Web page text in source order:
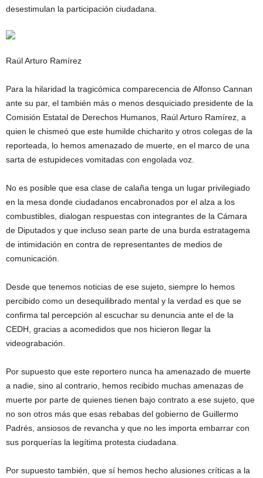
desestimulan la participación ciudadana.
Raúl Arturo Ramírez
Para la hilaridad la tragicómica comparecencia de Alfonso Cannan
ante su par, el también más o menos desquiciado presidente de la
Comisión Estatal de Derechos Humanos, Raúl Arturo Ramírez, a
quien le chismeó que este humilde chicharito y otros colegas de la
reporteada, lo hemos amenazado de muerte, en el marco de una
sarta de estupideces vomitadas con engolada voz.
No es posible que esa clase de calaña tenga un lugar privilegiado
en la mesa donde ciudadanos encabronados por el alza a los
combustibles, dialogan respuestas con integrantes de la Cámara
de Diputados y que incluso sean parte de una burda estratagema
de intimidación en contra de representantes de medios de
comunicación.
Desde que tenemos noticias de ese sujeto, siempre lo hemos
percibido como un desequilibrado mental y la verdad es que se
confirma tal percepción al escuchar su denuncia ante el de la
CEDH, gracias a acomedidos que nos hicieron llegar la
videograbación.
Por supuesto que este reportero nunca ha amenazado de muerte
a nadie, sino al contrario, hemos recibido muchas amenazas de
muerte por parte de quienes tienen bajo contrato a ese sujeto, que
no son otros más que esas rebabas del gobierno de Guillermo
Padrés, ansiosos de revancha y que no les importa embarrar con
sus porquerías la legítima protesta ciudadana.
Por supuesto también, que sí hemos hecho alusiones críticas a la